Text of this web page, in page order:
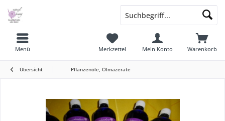
Menü Warenkorb
Merkzettel Mein Konto
Übersicht Pflanzenöle, Ölmazerate